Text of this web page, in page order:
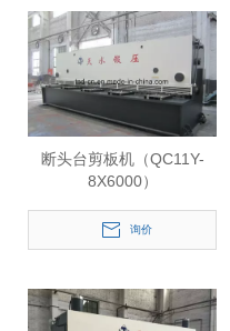
断头台剪板机（QC11Y-
8X6000）
询价